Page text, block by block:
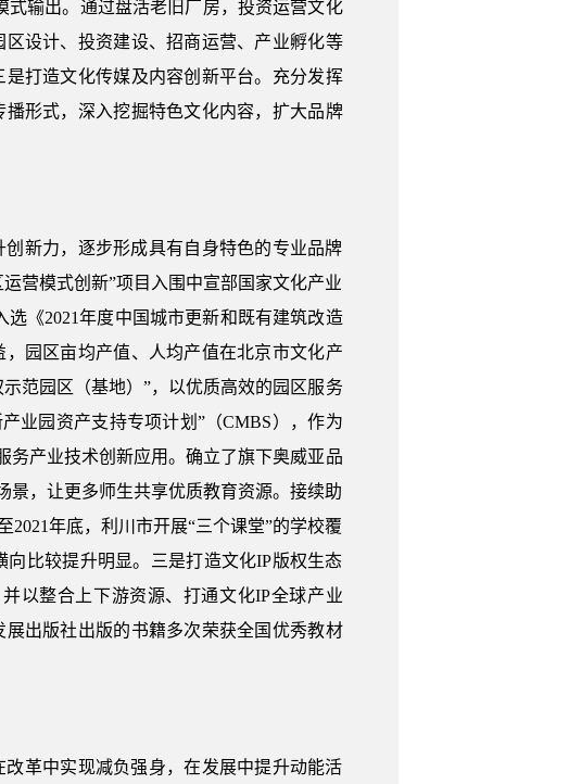
式输出。通过盘活老旧厂房，投资运营文化
设计、投资建设、招商运营、产业孵化等
打造文化传媒及内容创新平台。充分发挥
形式，深入挖掘特色文化内容，扩大品牌
新力，逐步形成具有自身特色的专业品牌
营模式创新”项目入围中宣部国家文化产业
《2021年度中国城市更新和既有建筑改造
园区亩均产值、人均产值在北京市文化产
范园区（基地）”，以优质高效的园区服务
业园资产支持专项计划”（CMBS），作为
务产业技术创新应用。确立了旗下奥威亚品
景，让更多师生共享优质教育资源。接续助
年底，利川市开展“三个课堂”的学校覆
向比较提升明显。三是打造文化IP版权生态
以整合上下游资源、打通文化IP全球产业
出版社出版的书籍多次荣获全国优秀教材
革中实现减负强身，在发展中提升动能活